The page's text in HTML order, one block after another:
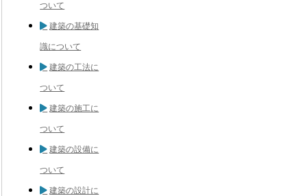
ついて
建築の基礎知
識について
建築の工法に
ついて
建築の施工に
ついて
建築の設備に
ついて
建築の設計に